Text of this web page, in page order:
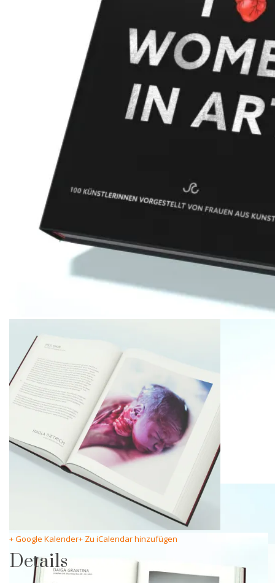
+ Google Kalender+ Zu iCalendar hinzufügen
Details